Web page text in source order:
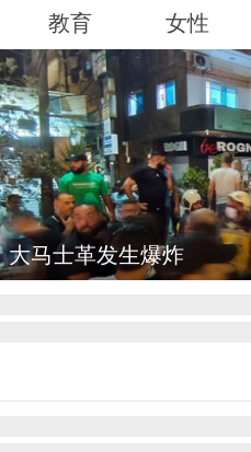
教育 女性